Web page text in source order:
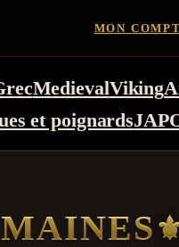
MON
MedievalViking
et poignards